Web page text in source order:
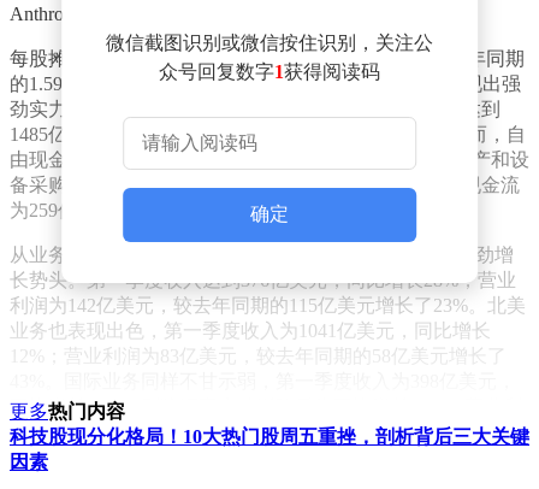
Anthropic的投资，并被计入非营业利润。
每股摊薄收益也实现了显著提升，达到2.78美元，较去年同期
的1.59美元增长了75%。在现金流方面，亚马逊同样展现出强
劲实力。截至2026年3月31日的12个月内，运营现金流达到
1485亿美元，较去年同期的1139亿美元增长了30%。然而，自
由现金流有所下降，降至12亿美元，这主要是由于房地产和设
备采购支出同比增加593亿美元所致，而去年同期自由现金流
为259亿美元。
从业务板块来看，亚马逊的AWS云计算业务继续保持强劲增
长势头。第一季度收入达到376亿美元，同比增长28%；营业
利润为142亿美元，较去年同期的115亿美元增长了23%。北美
业务也表现出色，第一季度收入为1041亿美元，同比增长
12%；营业利润为83亿美元，较去年同期的58亿美元增长了
同比增长19%，剔除汇率变动影响后为同比增长11%；营业利
润为14亿美元，较去年同期的10亿美元增长了40%。
对于即将到来的第二季度，亚马逊给出了积极的展望。公司预
微信截图识别或微信按住识别，关注公
众号回复数字1获得阅读码
确定
更多热门内容
科技股现分化格局！10大热门股周五重挫，剖析背后三大关键
因素